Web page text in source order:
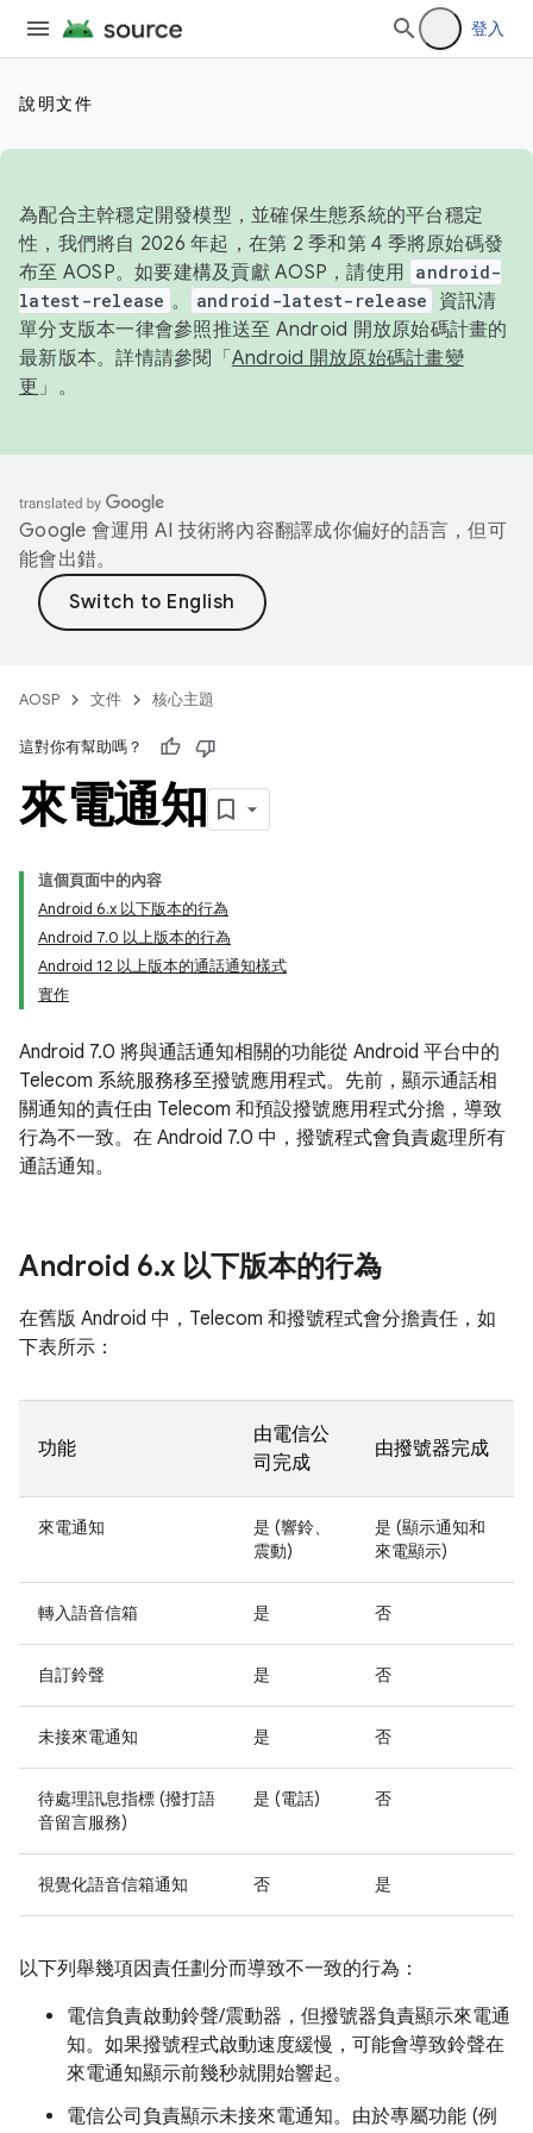
登入
說明文件
為配合主幹穩定開發模型，並確保生態系統的平台穩定
性，我們將自 2026 年起，在第 2 季和第 4 季將原始碼發
布至 AOSP。如要建構及貢獻 AOSP，請使用 android-
latest-release 。 android-latest-release
資訊清
單分支版本一律會參照推送至 Android 開放原始碼計畫的
最新版本。詳情請參閱「 Android 開放原始碼計畫變
更 」。
Google 會運用 AI 技術將內容翻譯成你偏好的語言，但可
能會出錯。
AOSP 文件 核心主題
這對你有幫助嗎？
來電通知
這個頁面中的內容
Android 6.x 以下版本的行為
Android 7.0 以上版本的行為
Android 12 以上版本的通話通知樣式
實作
Android 7.0 將與通話通知相關的功能從 Android 平台中的
Telecom 系統服務移至撥號應用程式。先前，顯示通話相
關通知的責任由 Telecom 和預設撥號應用程式分擔，導致
行為不一致。在 Android 7.0 中，撥號程式會負責處理所有
通話通知。
Android 6.x 以下版本的行為
在舊版 Android 中，Telecom 和撥號程式會分擔責任，如
下表所示：
功能
由電信公
司完成
由撥號器完成
來電通知
是 (響鈴、
震動)
是 (顯示通知和
來電顯示)
轉入語音信箱 是 否
自訂鈴聲 是 否
未接來電通知 是 否
待處理訊息指標 (撥打語
音留言服務)
是 (電話) 否
視覺化語音信箱通知 否 是
以下列舉幾項因責任劃分而導致不一致的行為：
電信負責啟動鈴聲/震動器，但撥號器負責顯示來電通
知。如果撥號程式啟動速度緩慢，可能會導致鈴聲在
來電通知顯示前幾秒就開始響起。
電信公司負責顯示未接來電通知。由於專屬功能 (例